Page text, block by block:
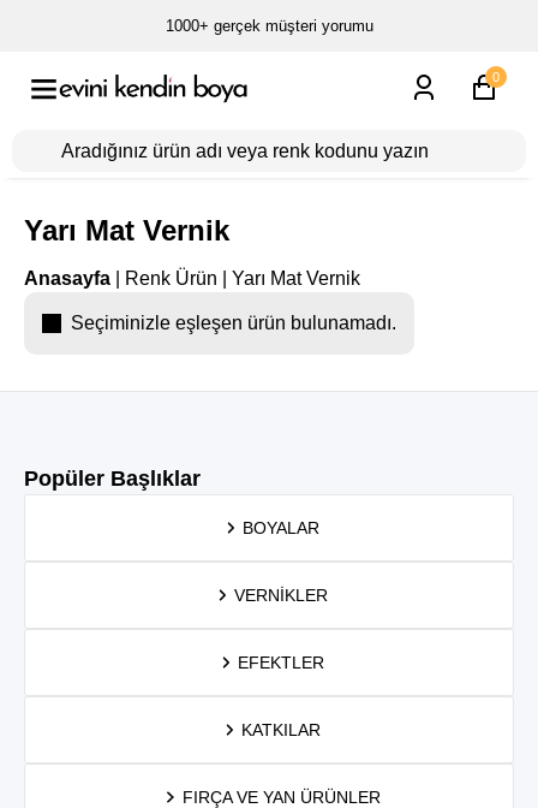
1000+ gerçek müşteri yorumu
0
Yarı Mat Vernik
Anasayfa Renk Ürün Yarı Mat Vernik
Seçiminizle eşleşen ürün bulunamadı.
Popüler Başlıklar
BOYALAR
VERNIKLER
EFEKTLER
KATKILAR
FIRÇA VE YAN ÜRÜNLER